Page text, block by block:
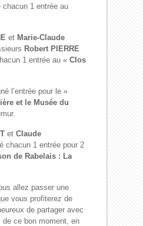
chacun 1 entrée au
et Marie-Claude
Robert PIERRE
1 entrée au « Clos
l’entrée pour le «
et le Musée du
et Claude
chacun 1 entrée pour 2
de Rabelais : La
allez passer une
vous profiterez de
de partager avec
ce bon moment, en